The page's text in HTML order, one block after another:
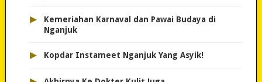
▸
Kemeriahan Karnaval dan Pawai Budaya di
Nganjuk
▸ Kopdar Instameet Nganjuk Yang Asyik!